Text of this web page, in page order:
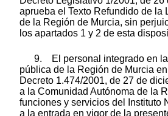
aprueba el Texto Refundido de la
de la Región de Murcia, sin
los apartados 1 y 2 de esta
9. El personal integrado en
pública de la Región de Murcia
Decreto 1.474/2001, de 27 de
a la Comunidad Autónoma de la
funciones y servicios del Instituto
a la entrada en vigor de la